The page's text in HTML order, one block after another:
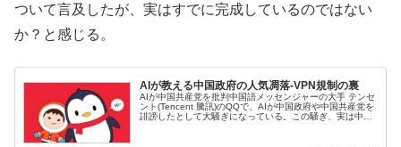
ついて言及したが、実はすでに完成しているのではない
か？と感じる。
AIが教える中国政府の人気凋落-VPN規制の裏
AIが中国共産党を批判中国語メッセンジャーの大手 テンセ
ント(Tencent 騰訊)のQQで、AIが中国政府や中国共産党を
誹謗したとして大騒ぎになっている。この騒ぎ、実は中国